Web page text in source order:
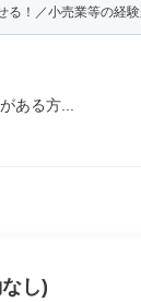
る！／小売業等の経
ある方...
し)